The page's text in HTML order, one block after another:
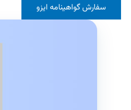
سفارش گواهینامه ایزو